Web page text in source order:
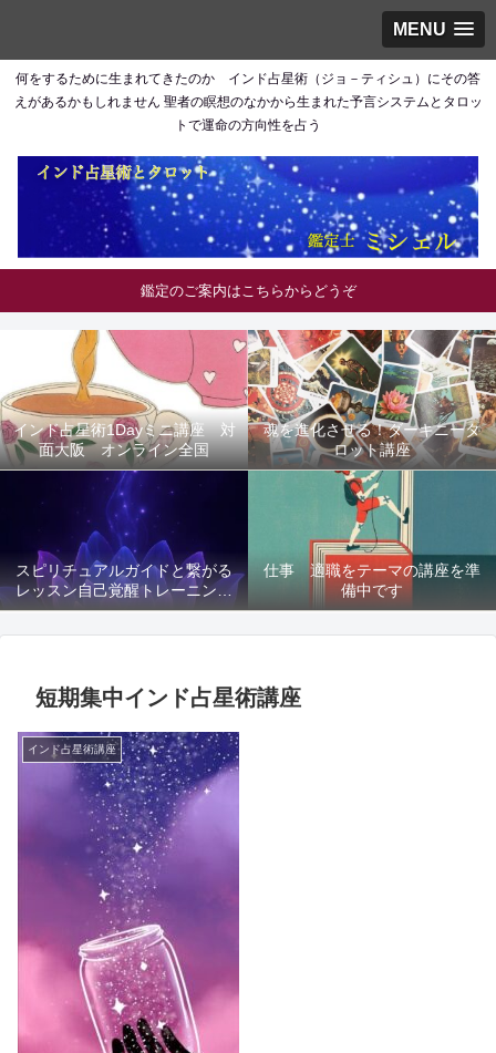
MENU
何をするために生まれてきたのか インド占星術（ジョ－ティシュ）にその答
えがあるかもしれません 聖者の瞑想のなかから生まれた予言システムとタロッ
トで運命の方向性を占う
鑑定のご案内はこちらからどうぞ
インド占星術1Dayミニ講座 対
面大阪 オンライン全国
魂を進化させる！ダーキニータ
ロット講座
スピリチュアルガイドと繋がる
レッスン自己覚醒トレーニング
講座募集
仕事 適職をテーマの講座を準
備中です
短期集中インド占星術講座
インド占星術講座